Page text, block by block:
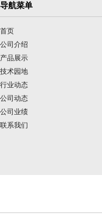
导航菜单
首页
公司介绍
产品展示
技术园地
行业动态
公司动态
公司业绩
联系我们